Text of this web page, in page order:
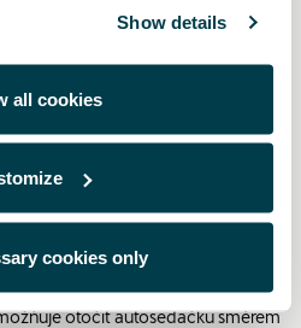
Show details
all cookies
cookies only
s dětskou autosedačkou nebo
a pohodlnější polohování
na základně lze otočit o 90° pro
lze nastavit do čtyř různých poloh,
a bezpečně pohybovat.
nohou
riziko poranění hlavy a krku
otočit autosedačku směrem